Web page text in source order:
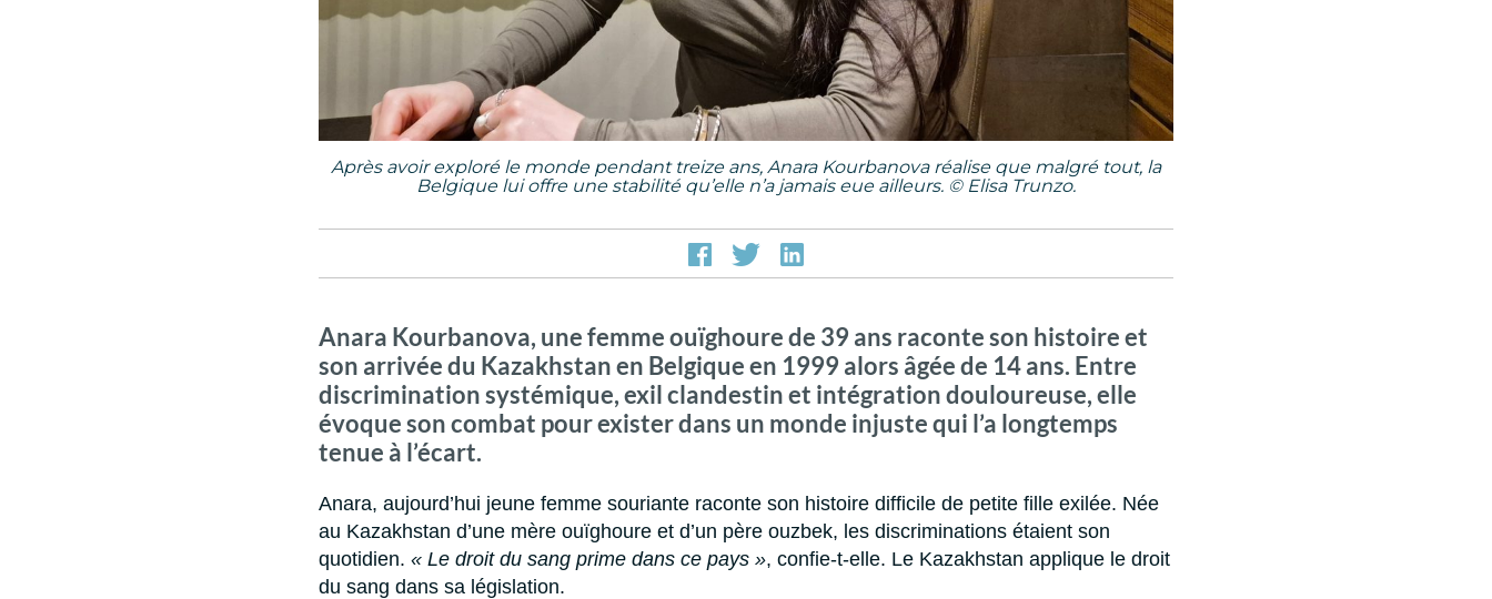
Après avoir exploré le monde pendant treize ans, Anara Kourbanova réalise que malgré tout, la
Belgique lui offre une stabilité qu’elle n’a jamais eue ailleurs. © Elisa Trunzo.
Anara Kourbanova, une femme ouïghoure de 39 ans raconte son histoire et
son arrivée du Kazakhstan en Belgique en 1999 alors âgée de 14 ans. Entre
discrimination systémique, exil clandestin et intégration douloureuse, elle
évoque son combat pour exister dans un monde injuste qui l’a longtemps
tenue à l’écart.
Anara, aujourd’hui jeune femme souriante raconte son histoire difficile de petite fille exilée. Née
au Kazakhstan d’une mère ouïghoure et d’un père ouzbek, les discriminations étaient son
quotidien. « Le droit du sang prime dans ce pays », confie-t-elle. Le Kazakhstan applique le droit
du sang dans sa législation.